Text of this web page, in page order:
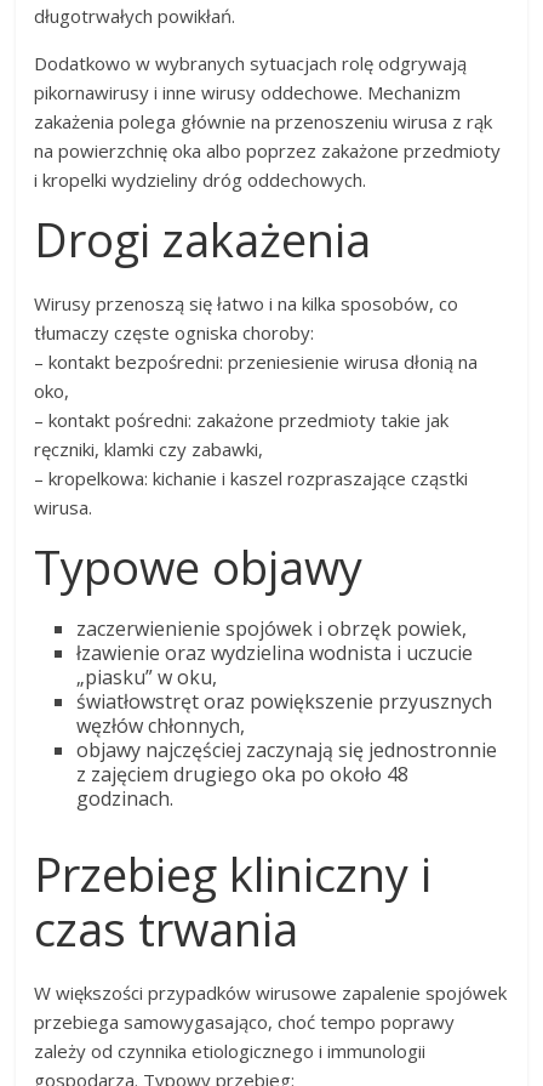
długotrwałych powikłań.
Dodatkowo w wybranych sytuacjach rolę odgrywają
pikornawirusy i inne wirusy oddechowe. Mechanizm
zakażenia polega głównie na przenoszeniu wirusa z rąk
na powierzchnię oka albo poprzez zakażone przedmioty
i kropelki wydzieliny dróg oddechowych.
Drogi zakażenia
Wirusy przenoszą się łatwo i na kilka sposobów, co
tłumaczy częste ogniska choroby:
– kontakt bezpośredni: przeniesienie wirusa dłonią na
oko,
– kontakt pośredni: zakażone przedmioty takie jak
ręczniki, klamki czy zabawki,
– kropelkowa: kichanie i kaszel rozpraszające cząstki
wirusa.
Typowe objawy
zaczerwienienie spojówek i obrzęk powiek,
łzawienie oraz wydzielina wodnista i uczucie
„piasku” w oku,
światłowstręt oraz powiększenie przyusznych
węzłów chłonnych,
objawy najczęściej zaczynają się jednostronnie
z zajęciem drugiego oka po około 48
godzinach.
Przebieg kliniczny i
czas trwania
W większości przypadków wirusowe zapalenie spojówek
przebiega samowygasająco, choć tempo poprawy
zależy od czynnika etiologicznego i immunologii
gospodarza. Typowy przebieg: